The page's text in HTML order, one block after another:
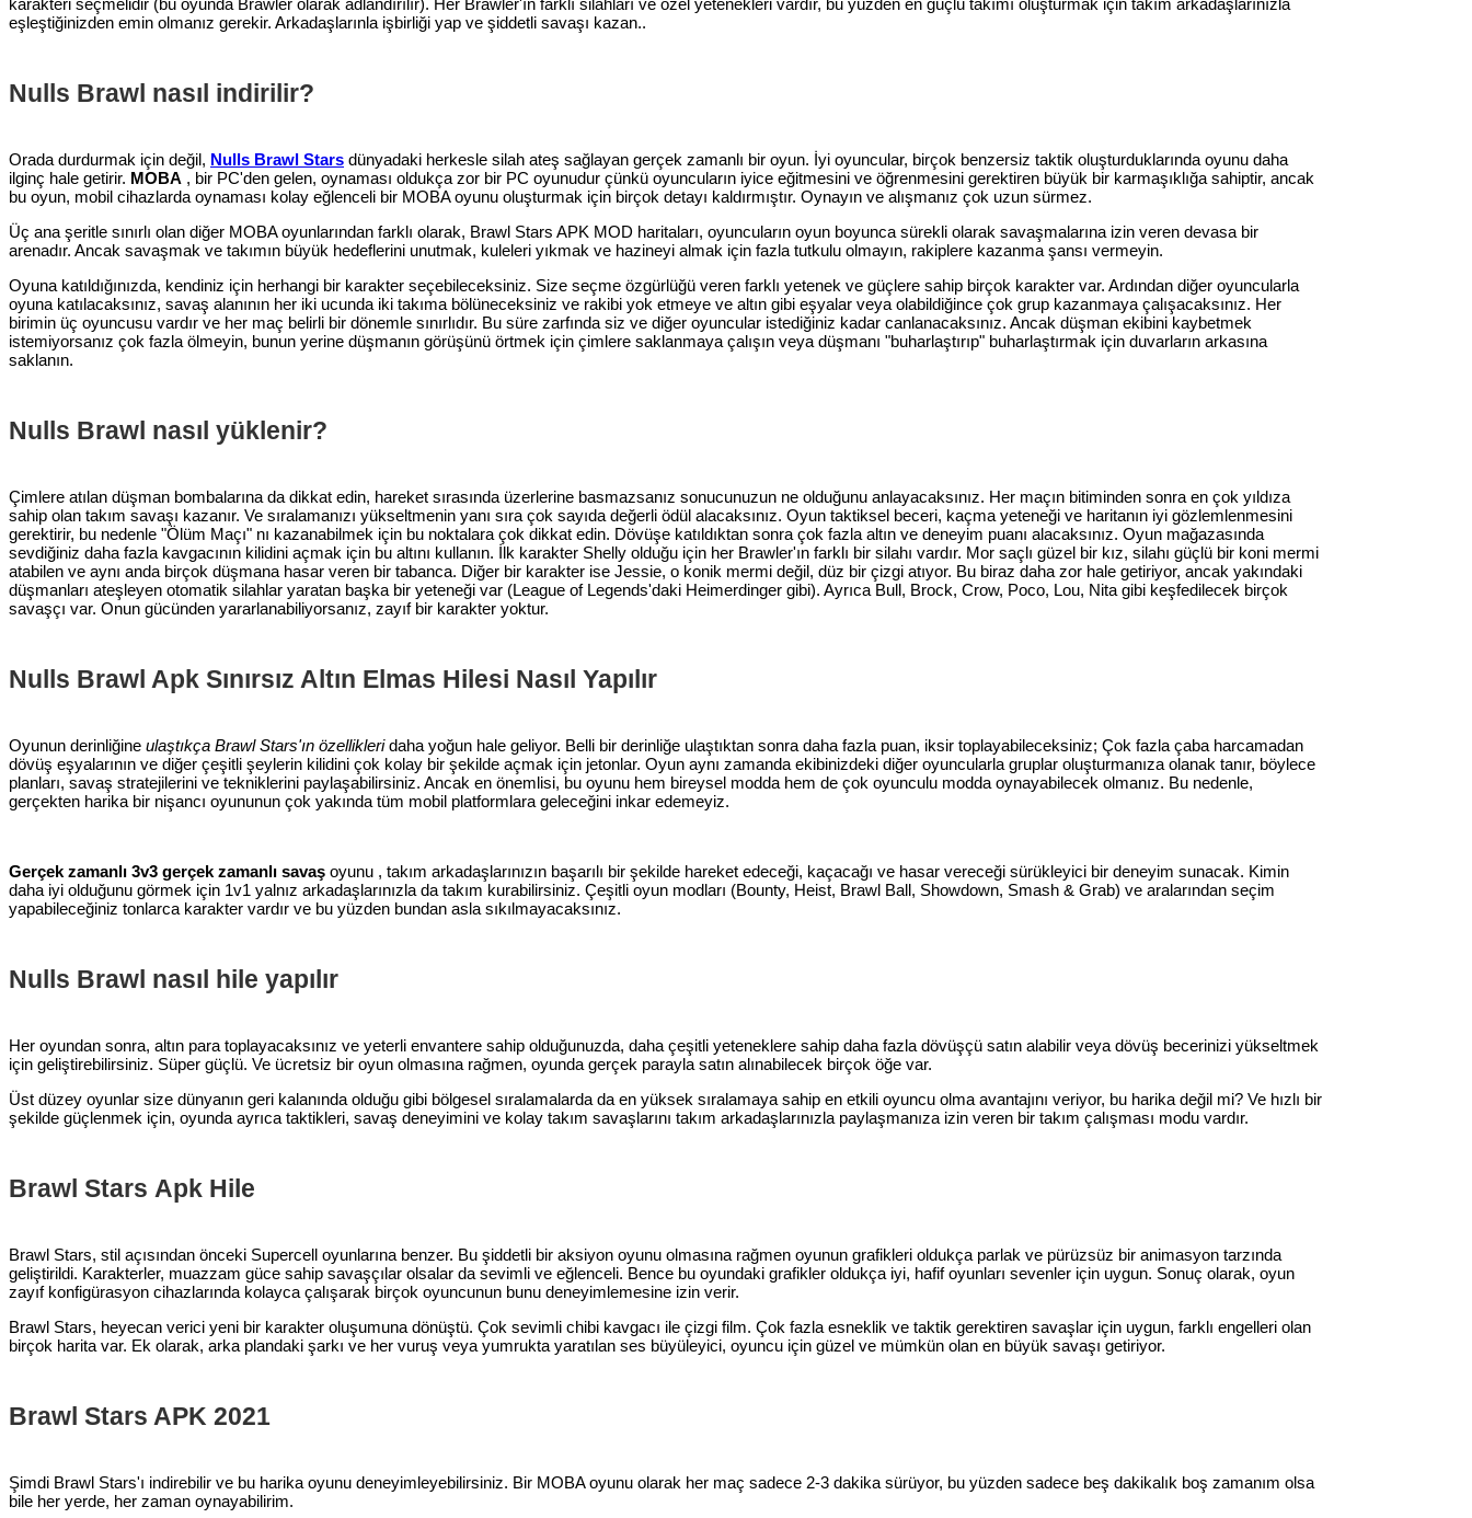
karakteri seçmelidir (bu oyunda Brawler olarak adlandırılır). Her Brawler'ın farklı silahları ve özel yetenekleri vardır, bu yüzden en güçlü takımı oluşturmak için takım arkadaşlarınızla
eşleştiğinizden emin olmanız gerekir. Arkadaşlarınla ​​işbirliği yap ve şiddetli savaşı kazan..
Nulls Brawl nasıl indirilir?
Orada durdurmak için değil, Nulls Brawl Stars dünyadaki herkesle silah ateş sağlayan gerçek zamanlı bir oyun. İyi oyuncular, birçok benzersiz taktik oluşturduklarında oyunu daha
ilginç hale getirir. MOBA , bir PC'den gelen, oynaması oldukça zor bir PC oyunudur çünkü oyuncuların iyice eğitmesini ve öğrenmesini gerektiren büyük bir karmaşıklığa sahiptir, ancak
bu oyun, mobil cihazlarda oynaması kolay eğlenceli bir MOBA oyunu oluşturmak için birçok detayı kaldırmıştır. Oynayın ve alışmanız çok uzun sürmez.
Üç ana şeritle sınırlı olan diğer MOBA oyunlarından farklı olarak, Brawl Stars APK MOD haritaları, oyuncuların oyun boyunca sürekli olarak savaşmalarına izin veren devasa bir
arenadır. Ancak savaşmak ve takımın büyük hedeflerini unutmak, kuleleri yıkmak ve hazineyi almak için fazla tutkulu olmayın, rakiplere kazanma şansı vermeyin.
Oyuna katıldığınızda, kendiniz için herhangi bir karakter seçebileceksiniz. Size seçme özgürlüğü veren farklı yetenek ve güçlere sahip birçok karakter var. Ardından diğer oyuncularla
oyuna katılacaksınız, savaş alanının her iki ucunda iki takıma bölüneceksiniz ve rakibi yok etmeye ve altın gibi eşyalar veya olabildiğince çok grup kazanmaya çalışacaksınız. Her
birimin üç oyuncusu vardır ve her maç belirli bir dönemle sınırlıdır. Bu süre zarfında siz ve diğer oyuncular istediğiniz kadar canlanacaksınız. Ancak düşman ekibini kaybetmek
istemiyorsanız çok fazla ölmeyin, bunun yerine düşmanın görüşünü örtmek için çimlere saklanmaya çalışın veya düşmanı "buharlaştırıp" buharlaştırmak için duvarların arkasına
saklanın.
Nulls Brawl nasıl yüklenir?
Çimlere atılan düşman bombalarına da dikkat edin, hareket sırasında üzerlerine basmazsanız sonucunuzun ne olduğunu anlayacaksınız. Her maçın bitiminden sonra en çok yıldıza
sahip olan takım savaşı kazanır. Ve sıralamanızı yükseltmenin yanı sıra çok sayıda değerli ödül alacaksınız. Oyun taktiksel beceri, kaçma yeteneği ve haritanın iyi gözlemlenmesini
gerektirir, bu nedenle "Ölüm Maçı" nı kazanabilmek için bu noktalara çok dikkat edin. Dövüşe katıldıktan sonra çok fazla altın ve deneyim puanı alacaksınız. Oyun mağazasında
sevdiğiniz daha fazla kavgacının kilidini açmak için bu altını kullanın. İlk karakter Shelly olduğu için her Brawler'ın farklı bir silahı vardır. Mor saçlı güzel bir kız, silahı güçlü bir koni mermi
atabilen ve aynı anda birçok düşmana hasar veren bir tabanca. Diğer bir karakter ise Jessie, o konik mermi değil, düz bir çizgi atıyor. Bu biraz daha zor hale getiriyor, ancak yakındaki
düşmanları ateşleyen otomatik silahlar yaratan başka bir yeteneği var (League of Legends'daki Heimerdinger gibi). Ayrıca Bull, Brock, Crow, Poco, Lou, Nita gibi keşfedilecek birçok
savaşçı var. Onun gücünden yararlanabiliyorsanız, zayıf bir karakter yoktur.
Nulls Brawl Apk Sınırsız Altın Elmas Hilesi Nasıl Yapılır
Oyunun derinliğine ulaştıkça Brawl Stars'ın özellikleridaha yoğun hale geliyor. Belli bir derinliğe ulaştıktan sonra daha fazla puan, iksir toplayabileceksiniz; Çok fazla çaba harcamadan
dövüş eşyalarının ve diğer çeşitli şeylerin kilidini çok kolay bir şekilde açmak için jetonlar. Oyun aynı zamanda ekibinizdeki diğer oyuncularla gruplar oluşturmanıza olanak tanır, böylece
planları, savaş stratejilerini ve tekniklerini paylaşabilirsiniz. Ancak en önemlisi, bu oyunu hem bireysel modda hem de çok oyunculu modda oynayabilecek olmanız. Bu nedenle,
gerçekten harika bir nişancı oyununun çok yakında tüm mobil platformlara geleceğini inkar edemeyiz.
Gerçek zamanlı 3v3 gerçek zamanlı savaş oyunu , takım arkadaşlarınızın başarılı bir şekilde hareket edeceği, kaçacağı ve hasar vereceği sürükleyici bir deneyim sunacak. Kimin
daha iyi olduğunu görmek için 1v1 yalnız arkadaşlarınızla da takım kurabilirsiniz. Çeşitli oyun modları (Bounty, Heist, Brawl Ball, Showdown, Smash & Grab) ve aralarından seçim
yapabileceğiniz tonlarca karakter vardır ve bu yüzden bundan asla sıkılmayacaksınız.
Nulls Brawl nasıl hile yapılır
Her oyundan sonra, altın para toplayacaksınız ve yeterli envantere sahip olduğunuzda, daha çeşitli yeteneklere sahip daha fazla dövüşçü satın alabilir veya dövüş becerinizi yükseltmek
için geliştirebilirsiniz. Süper güçlü. Ve ücretsiz bir oyun olmasına rağmen, oyunda gerçek parayla satın alınabilecek birçok öğe var.
Üst düzey oyunlar size dünyanın geri kalanında olduğu gibi bölgesel sıralamalarda da en yüksek sıralamaya sahip en etkili oyuncu olma avantajını veriyor, bu harika değil mi? Ve hızlı bir
şekilde güçlenmek için, oyunda ayrıca taktikleri, savaş deneyimini ve kolay takım savaşlarını takım arkadaşlarınızla paylaşmanıza izin veren bir takım çalışması modu vardır.
Brawl Stars Apk Hile
Brawl Stars, stil açısından önceki Supercell oyunlarına benzer. Bu şiddetli bir aksiyon oyunu olmasına rağmen oyunun grafikleri oldukça parlak ve pürüzsüz bir animasyon tarzında
geliştirildi. Karakterler, muazzam güce sahip savaşçılar olsalar da sevimli ve eğlenceli. Bence bu oyundaki grafikler oldukça iyi, hafif oyunları sevenler için uygun. Sonuç olarak, oyun
zayıf konfigürasyon cihazlarında kolayca çalışarak birçok oyuncunun bunu deneyimlemesine izin verir.
Brawl Stars, heyecan verici yeni bir karakter oluşumuna dönüştü. Çok sevimli chibi kavgacı ile çizgi film. Çok fazla esneklik ve taktik gerektiren savaşlar için uygun, farklı engelleri olan
birçok harita var. Ek olarak, arka plandaki şarkı ve her vuruş veya yumrukta yaratılan ses büyüleyici, oyuncu için güzel ve mümkün olan en büyük savaşı getiriyor.
Brawl Stars APK 2021
Şimdi Brawl Stars'ı indirebilir ve bu harika oyunu deneyimleyebilirsiniz. Bir MOBA oyunu olarak her maç sadece 2-3 dakika sürüyor, bu yüzden sadece beş dakikalık boş zamanım olsa
bile her yerde, her zaman oynayabilirim.